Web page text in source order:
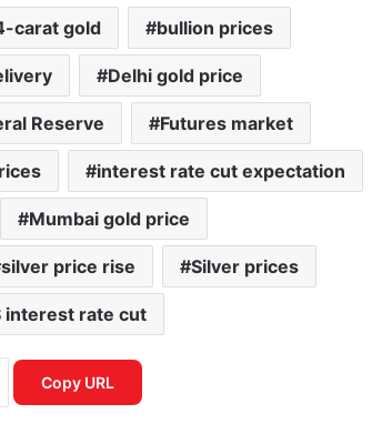
carat gold bullion prices
Delhi gold price
Reserve Futures market
interest rate cut expectation
Mumbai gold price
silver price rise Silver prices
interest rate cut
Copy URL
Mirae Asset Consumer Fund ने निवेशकों
को दिया 25 प्रतिशत तक का दमदार रिटर्न
शेयर बाजार में विदेशी निवेशकों की भारी